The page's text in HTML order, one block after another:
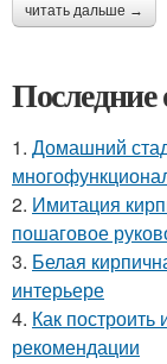
читать дальше →
Последние
1. Домашний
2. Имитация
пошаговое
3. Белая
интерьере
4. Как
рекомендации